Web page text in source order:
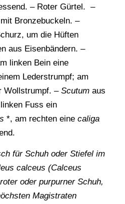
– Roter Gürtel. –
Bronzebuckeln. –
um die Hüften
aus Eisenbändern. –
linken Bein eine
Lederstrumpf; am
Wollstrumpf. – Scutumaus
Fuss ein
*, am rechten eine caliga
für Schuh oder Stiefel im
calceus (Calceus
oder purpurner Schuh,
Magistraten